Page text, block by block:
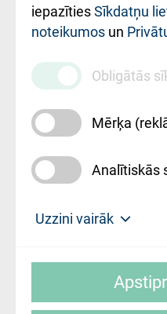
iestādes kods
010000234
Maksas
pakalpojumu
cenrādis
iepazītiesSīkdatņu
noteikumos un
Obligātās
Mērķa
Analītiskās
Uzzini vairāk
slimnīca, turpmāk –